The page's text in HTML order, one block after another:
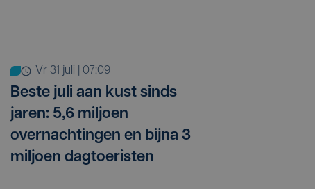
vr 31 juli | 07:09
Beste juli aan kust sinds
jaren: 5,6 miljoen
overnachtingen en bijna 3
miljoen dagtoeristen